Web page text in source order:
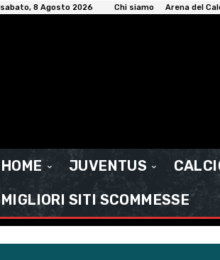
sabato, 8 Agosto 2026 Chi siamo Arena del
HOME JUVENTUS
MIGLIORI SITI SCOMMESSE